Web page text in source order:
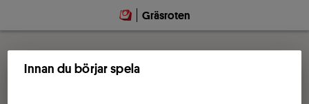
Gräsroten
Innan du börjar spela